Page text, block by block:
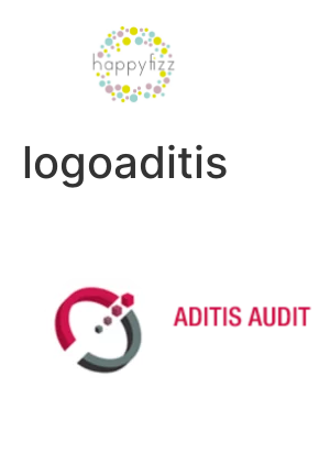
logoaditis